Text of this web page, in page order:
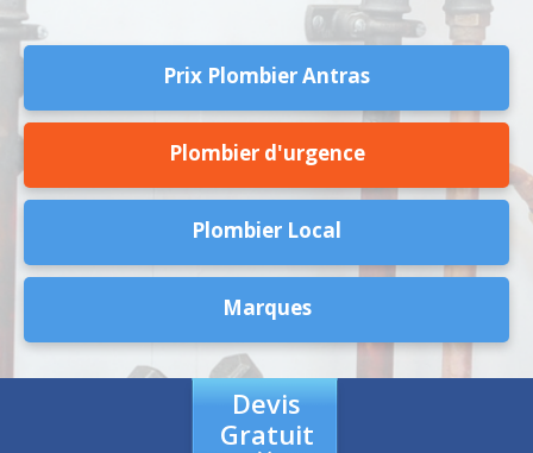
Prix Plombier Antras
Plombier d'urgence
Plombier Local
Marques
Devis
Gratuit